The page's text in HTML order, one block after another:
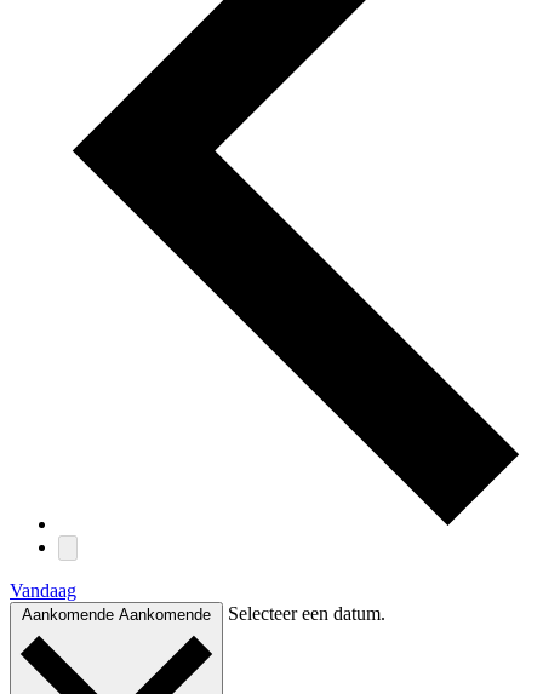
Vandaag
Aankomende Aankomende Selecteer een datum.